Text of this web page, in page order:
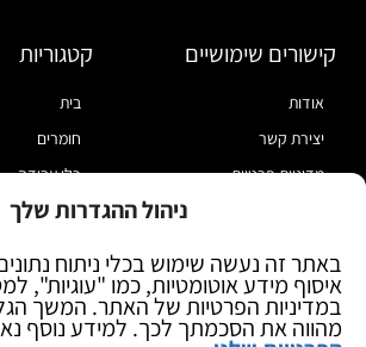
ניהול ההגדרות שלך
באתר זה נעשה שימוש בכלי ניתוח נתונים
איסוף מידע אוטומטיות, כמו "עוגיות",
במדיניות הפרטיות של האתר. המשך
מהווה את הסכמתך לכך. למידע נוסף נא
קישורים שימושיים
אודות
יצירת קשר
מדיניות פרטיות
בלוג
קטגוריות
בית
חומרים
כלי עבודה
מוצרי הלחמה
ספקי כח
ציוד אופטי